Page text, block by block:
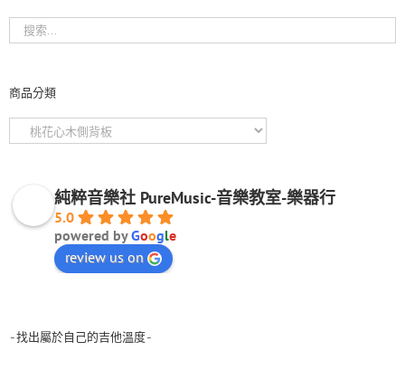
商品分類
純粹音樂社 PureMusic-音樂教室-樂器行
5.0
powered byGoogle
review us on
-找出屬於自己的吉他溫度-